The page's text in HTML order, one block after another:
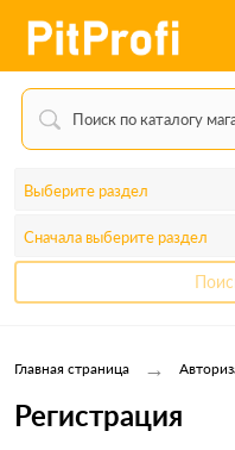
Выберите раздел
Сначала выберите раздел
Главная страница →
Регистрация